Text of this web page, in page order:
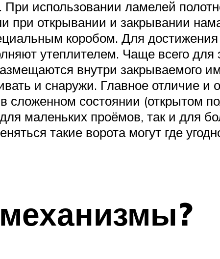
использовании ламелей
при открывании и закрывании
коробом. Для
утеплителем. Чаще всего для
внутри закрываемого
и снаружи. Главное отличие
сложенном состоянии (открытом
маленьких проёмов, так и для
такие ворота могут где